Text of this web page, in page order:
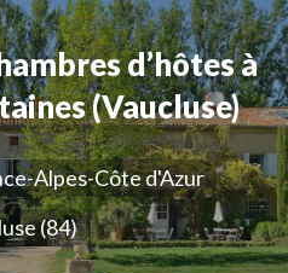
d’hôtes à
(Vaucluse)
Alpes-Côte d'Azur
(84)